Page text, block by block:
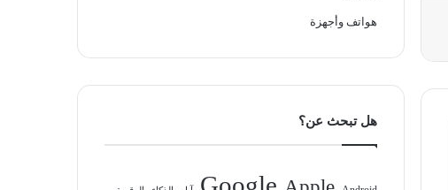
هواتف وأجهزة
هل تبحث عن؟